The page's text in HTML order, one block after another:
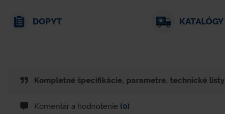
DOPYT KATALÓGY
Kompletné špecifikácie, parametre. technické listy
Komentár a hodnotenie (0)